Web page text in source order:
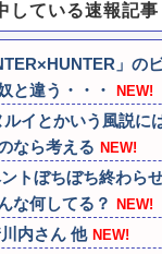
している速報記事
」の
と違う・・・
NEW!
ルイとかいう風説に
なら考える NEW!
ントぼちぼち終わら
な何してる？
NEW!
川内さん 他 NEW!